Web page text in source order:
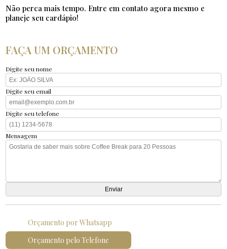
Não perca mais tempo. Entre em contato agora mesmo e
planeje seu cardápio!
FAÇA UM ORÇAMENTO
Digite seu nome
Digite seu email
Digite seu telefone
Mensagem
Orçamento por Whatsapp
Orçamento pelo Telefone